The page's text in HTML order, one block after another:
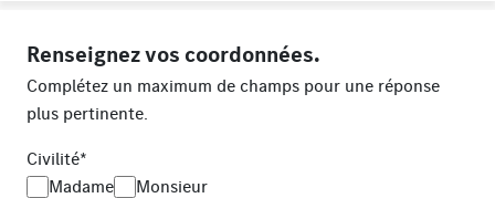
Renseignez vos coordonnées.
Complétez un maximum de champs pour une réponse
plus pertinente.
Civilité*
Madame
Monsieur